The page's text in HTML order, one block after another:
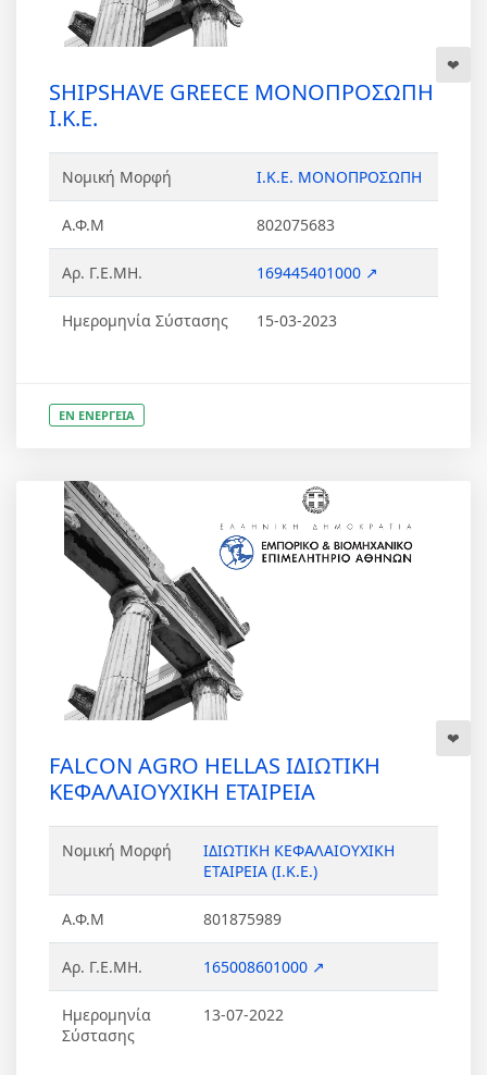
SHIPSHAVE GREECE ΜΟΝΟΠΡΟΣΩΠΗ
Ι.Κ.Ε.
Νομική Μορφή Ι.Κ.Ε. ΜΟΝΟΠΡΟΣΩΠΗ
Α.Φ.Μ 802075683
Αρ. Γ.Ε.ΜΗ. 169445401000 ↗
Ημερομηνία Σύστασης 15-03-2023
ΕΝ ΕΝΕΡΓΕΙΑ
FALCON AGRO HELLAS ΙΔΙΩΤΙΚΗ
ΚΕΦΑΛΑΙΟΥΧΙΚΗ ΕΤΑΙΡΕΙΑ
Νομική Μορφή
ΙΔΙΩΤΙΚΗ ΚΕΦΑΛΑΙΟΥΧΙΚΗ
ΕΤΑΙΡΕΙΑ (Ι.Κ.Ε.)
Α.Φ.Μ 801875989
Αρ. Γ.Ε.ΜΗ. 165008601000 ↗
Ημερομηνία
Σύστασης
13-07-2022